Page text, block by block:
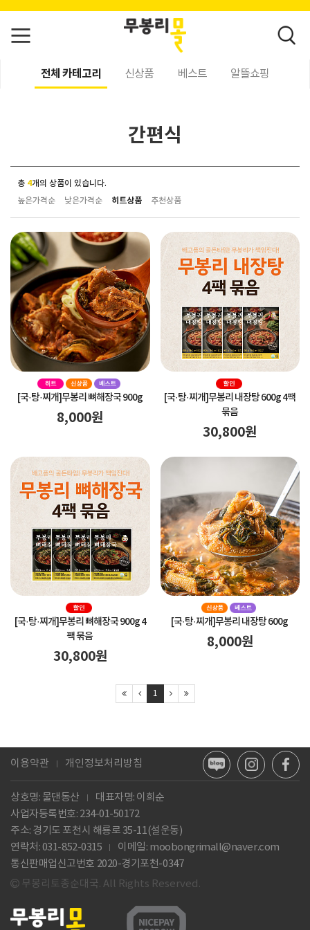
전체 카테고리 신상품 베스트 알뜰쇼핑
간편식
총 4개의 상품이 있습니다.
높은가격순
낮은가격순 히트상품 추천상품
[국·탕·찌개]무봉리 뼈해장국 900g
8,000원
[국·탕·찌개]무봉리 내장탕 600g 4팩
묶음
30,800원
[국·탕·찌개]무봉리 뼈해장국 900g 4
팩 묶음
30,800원
[국·탕·찌개]무봉리 내장탕 600g
8,000원
1
이용약관 개인정보처리방침
상호명: 물댄동산
대표자명: 이희순
사업자등록번호: 234-01-50172
주소: 경기도 포천시 해룡로 35-11(설운동)
연락처: 031-852-0315
이메일: moobongrimall@naver.com
통신판매업신고번호 2020-경기포천-0347
무봉리토종순대국. All Rights Reserved.